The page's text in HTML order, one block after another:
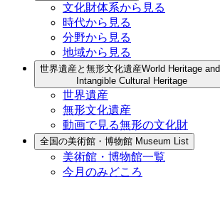
文化財体系から見る
時代から見る
分野から見る
地域から見る
世界遺産と無形文化遺産World Heritage and
Intangible Cultural Heritage
世界遺産
無形文化遺産
動画で見る無形の文化財
全国の美術館・博物館 Museum List
美術館・博物館一覧
今月のみどころ